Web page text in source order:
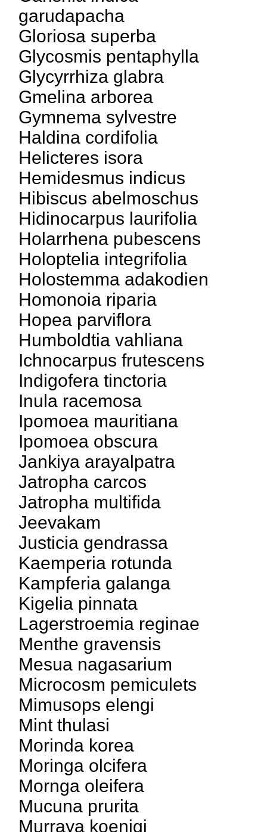
garudapacha
Gloriosa superba
Glycosmis pentaphylla
Glycyrrhiza glabra
Gmelina arborea
Gymnema sylvestre
Haldina cordifolia
Helicteres isora
Hemidesmus indicus
Hibiscus abelmoschus
Hidinocarpus laurifolia
Holarrhena pubescens
Holoptelia integrifolia
Holostemma adakodien
Homonoia riparia
Hopea parviflora
Humboldtia vahliana
Ichnocarpus frutescens
Indigofera tinctoria
Inula racemosa
Ipomoea mauritiana
Ipomoea obscura
Jankiya arayalpatra
Jatropha carcos
Jatropha multifida
Jeevakam
Justicia gendrassa
Kaemperia rotunda
Kampferia galanga
Kigelia pinnata
Lagerstroemia reginae
Menthe gravensis
Mesua nagasarium
Microcosm pemiculets
Mimusops elengi
Mint thulasi
Morinda korea
Moringa olcifera
Mornga oleifera
Mucuna prurita
Murraya koenigi